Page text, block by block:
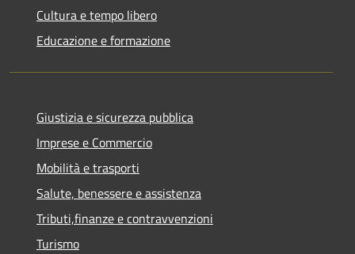
Cultura e tempo libero
Educazione e formazione
Giustizia e sicurezza pubblica
Imprese e Commercio
Mobilità e trasporti
Salute, benessere e assistenza
Tributi,finanze e contravvenzioni
Turismo